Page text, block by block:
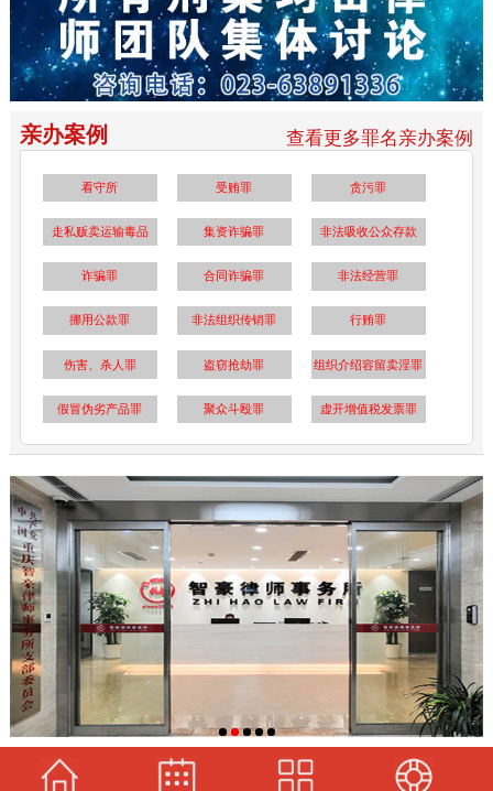
亲办案例 查看更多罪名亲办案例
看守所 受贿罪 贪污罪
走私贩卖运输毒品 集资诈骗罪 非法吸收公众存款
诈骗罪 合同诈骗罪 非法经营罪
挪用公款罪 非法组织传销罪 行贿罪
伤害、杀人罪 盗窃抢劫罪 组织介绍容留卖淫罪
假冒伪劣产品罪 聚众斗殴罪 虚开增值税发票罪